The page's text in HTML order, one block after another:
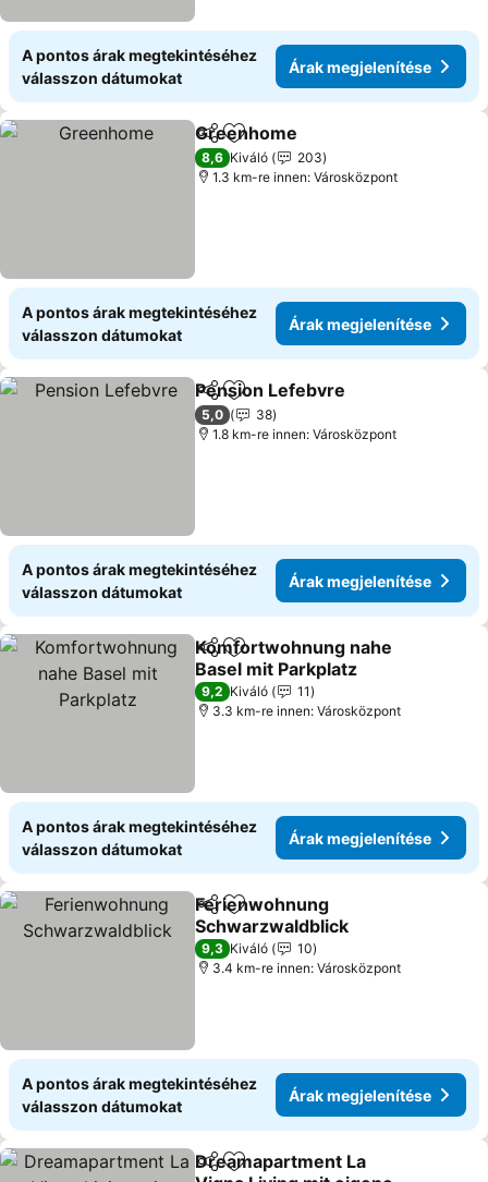
A pontos árak megtekintéséhez
válasszon dátumokat
Árak megjelenítése
Megosztás
Hozzáadás a kedvencekhez
Greenhome
8,6 Kiváló
203
1.3 km-re innen: Városközpont
A pontos árak megtekintéséhez
válasszon dátumokat
Árak megjelenítése
Megosztás
Hozzáadás a kedvencekhez
Pension Lefebvre
5,0
38
1.8 km-re innen: Városközpont
A pontos árak megtekintéséhez
válasszon dátumokat
Árak megjelenítése
Megosztás
Hozzáadás a kedvencekhez
Komfortwohnung nahe
Basel mit Parkplatz
9,2 Kiváló
11
3.3 km-re innen: Városközpont
A pontos árak megtekintéséhez
válasszon dátumokat
Árak megjelenítése
Megosztás
Hozzáadás a kedvencekhez
Ferienwohnung
Schwarzwaldblick
9,3 Kiváló
10
3.4 km-re innen: Városközpont
A pontos árak megtekintéséhez
válasszon dátumokat
Árak megjelenítése
Megosztás
Hozzáadás a kedvencekhez
Dreamapartment La